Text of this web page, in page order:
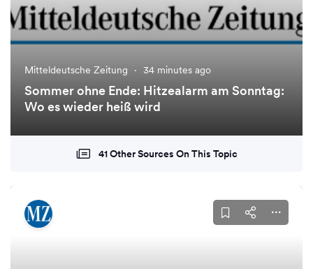
Mitteldeutsche Zeitung · 34 minutes ago
Sommer ohne Ende: Hitzealarm am Sonntag:
Wo es wieder heiß wird
41 Other Sources On This Topic